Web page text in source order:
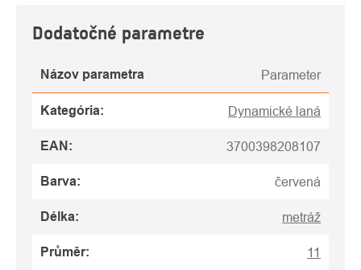
Dodatočné parametre
Názov parametra Parameter
Kategória: Dynamické laná
EAN : 3700398208107
Barva: červená
Délka: metráž
Průměr: 11